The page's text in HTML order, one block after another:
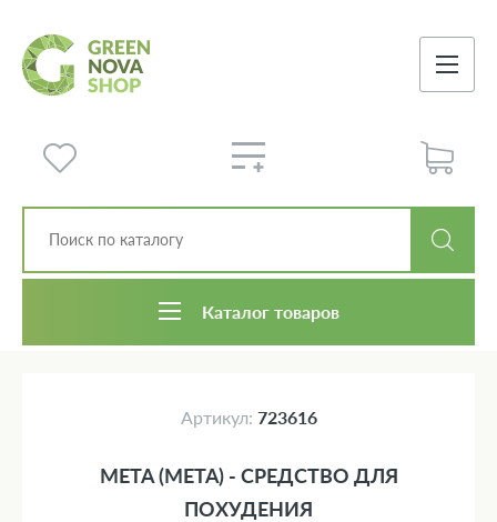
Каталог товаров
Артикул: 723616
META (МЕТА) - СРЕДСТВО ДЛЯ
ПОХУДЕНИЯ